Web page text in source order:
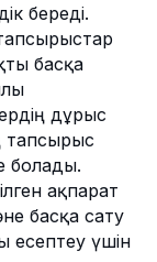
береді.
басқа
дұрыс
тапсырыс
болады.
ақпарат
басқа сату
есептеу үшін